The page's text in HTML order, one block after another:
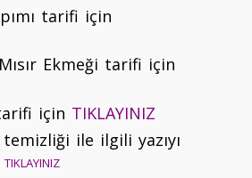
tarifi için
Ekmeği tarifi için
için TIKLAYINIZ
ile ilgili yazıyı
TIKLAYINIZ